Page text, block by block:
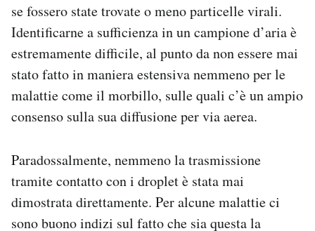
se fossero state trovate o meno particelle virali.
Identificarne a sufficienza in un campione d’aria è
estremamente difficile, al punto da non essere mai
stato fatto in maniera estensiva nemmeno per le
malattie come il morbillo, sulle quali c’è un ampio
consenso sulla sua diffusione per via aerea.
Paradossalmente, nemmeno la trasmissione
tramite contatto con i droplet è stata mai
dimostrata direttamente. Per alcune malattie ci
sono buono indizi sul fatto che sia questa la